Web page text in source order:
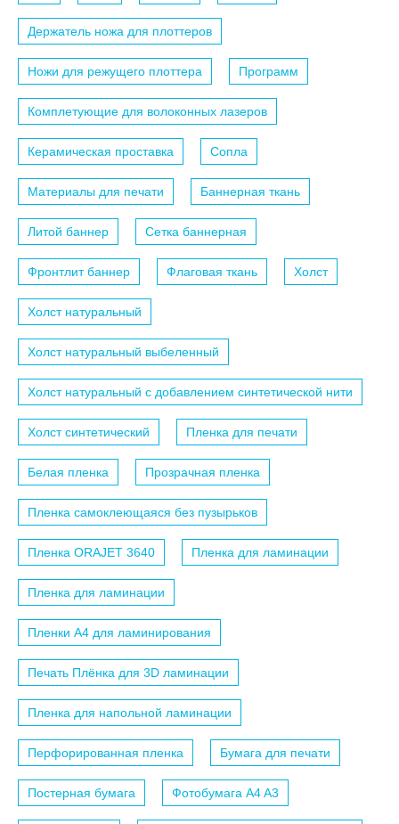
Держатель ножа для плоттеров
Ножи для режущего плоттера Программ
Комплетующие для волоконных лазеров
Керамическая проставка Сопла
Материалы для печати Баннерная ткань
Литой баннер Сетка баннерная
Фронтлит баннер Флаговая ткань Холст
Холст натуральный
Холст натуральный выбеленный
Холст натуральный с добавлением синтетической нити
Холст синтетический Пленка для печати
Белая пленка Прозрачная пленка
Пленка самоклеющаяся без пузырьков
Пленка ORAJET 3640 Пленка для ламинации
Пленка для ламинации
Пленки A4 для ламинирования
Печать Плёнка для 3D ламинации
Пленка для напольной ламинации
Перфорированная пленка Бумага для печати
Постерная бумага Фотобумага A4 A3